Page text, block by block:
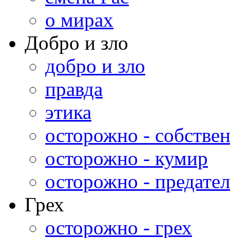
о мирах
Добро и зло
добро и зло
правда
этика
осторожно -
осторожно - кумир
осторожно -
Грех
осторожно - грех